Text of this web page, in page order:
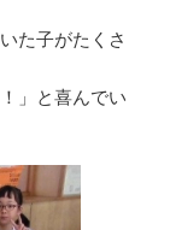
た子がたくさ
」と喜んでい